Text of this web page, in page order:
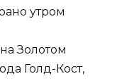
утром
Золотом
Голд-Кост,